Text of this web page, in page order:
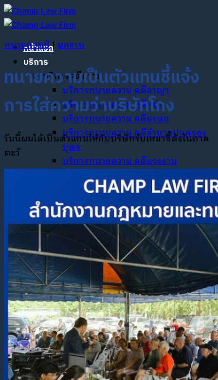
ข้าม
ไป
เนื้อหาหน้าแรก
บริการ
บริการคดีความ
บริการทนายความ คดีอาญา
บริการทนายความ คดีหย่า
บริการทนายความ คดีมรดก
บริการทนายความ คดีอำนาจปกครอง
บุตร
บริการทนายความ คดีแรงงาน
บริการทนายความ ระงับข้อพิพาททาง
ธุรกิจ
บริการด้านกฎหมายธุรกิจ
บริการจัดตั้ง / จดทะเบียนบริษัท
บริการจัดทำสัญญาหุ้นส่วน
บริการจัดทำ Holding Company
บริการวางแผนภาษี นิติบุคคล
บริการฟื้นบริษัทร้างกลับสู่ทะเบียน
บริการร่าง / ตรวจสัญญา
บริการจัดทำสัญญาจ้าง
บริการเปลี่ยนแปลงกรรมการบริษัท
บริการเปลี่ยนแปลงบัญชีผู้ถือหุ้น
บริการจดทะเบียนสิทธิบัตร
บริการจัดทำบัญชี / ภาษีรายเดือน
บริการขอใบอนุญาตต่างๆ
ทนายแชมป์| ผลงาน
ทนายความเป็นตัวแทนชี้แจ้ง
การใส่ความว่าบริษัทโกง
วันนี้ผมได้เป็นตัวแทนให้กับบริษัทรับเหมาชี้ดังในภาค
ตะวั